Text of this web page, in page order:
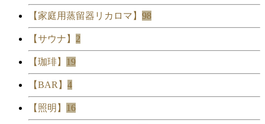
【家庭用蒸留器リカロマ】 98
【サウナ】 2
【珈琲】 19
【BAR】 4
【照明】 16